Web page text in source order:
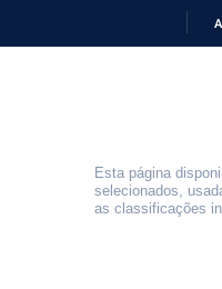
Esta página
selecionados,
as classificações